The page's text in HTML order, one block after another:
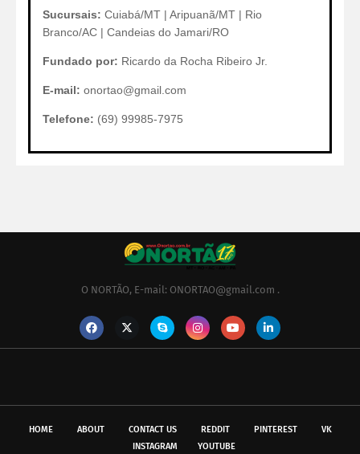
Sucursais: Cuiabá/MT | Aripuanã/MT | Rio
Branco/AC | Candeias do Jamari/RO
Fundado por: Ricardo da Rocha Ribeiro Jr.
E-mail: onortao@gmail.com
Telefone: (69) 99985-7975
O NORTÃO, E-mail: ONORTAO@gmail.com .
HOME ABOUT CONTACT US REDDIT PINTEREST
VK
INSTAGRAM
YOUTUBE